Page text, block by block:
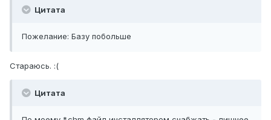
Цитата
Пожелание: Базу побольше
Стараюсь. :(
Цитата